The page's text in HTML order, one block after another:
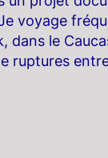
voyage
dans le
ruptures entre